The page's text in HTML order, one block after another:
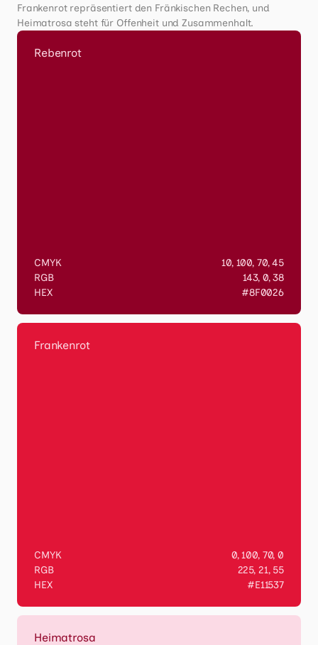
Frankenrot repräsentiert den Fränkischen Rechen, und
Heimatrosa steht für Offenheit und Zusammenhalt.
Rebenrot
CMYK
10, 100, 70, 45
RGB
143, 0, 38
HEX
#8F0026
Frankenrot
CMYK
0, 100, 70, 0
RGB
225, 21, 55
HEX
#E11537
Heimatrosa